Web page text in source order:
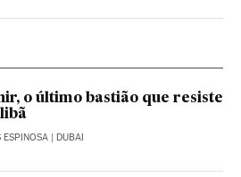
en Twitter
Brasil en Instagram
El País Brasil en Facebook
o último bastião que resiste
ESPINOSA | DUBAI